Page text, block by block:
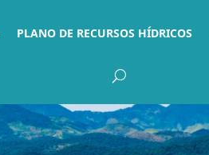
PLANO DE RECURSOS HÍDRICOS